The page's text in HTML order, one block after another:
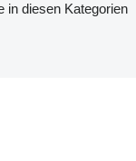
in diesen Kategorien